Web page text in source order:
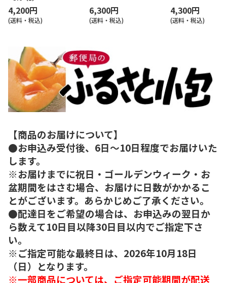
4,200円
(送料・税込)
6,300円
(送料・税込)
4,300円
(送料・税込)
【商品のお届けについて】
●お申込み受付後、6日～10日程度でお届けいた
します。
※お届けまでに祝日・ゴールデンウィーク・お
盆期間をはさむ場合、お届けに日数がかかるこ
とがございます。あらかじめご了承ください。
●配達日をご希望の場合は、お申込みの翌日か
ら数えて10日目以降30日目以内でご指定下さ
い。
※ご指定可能な最終日は、2026年10月18日
（日）となります。
※一部商品については、ご指定可能期間が配送